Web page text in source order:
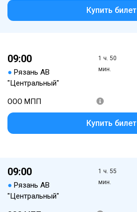
Купить билет
09:00
● Рязань АВ
"Центральный"
1 ч. 50
мин.
ООО МПП
Купить билет
09:00
● Рязань АВ
"Центральный"
1 ч. 55
мин.